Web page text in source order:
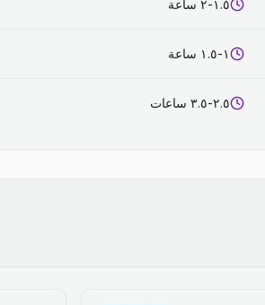
١.٥-٢ ساعة
١-١.٥ ساعة
٢.٥-٣.٥ ساعات